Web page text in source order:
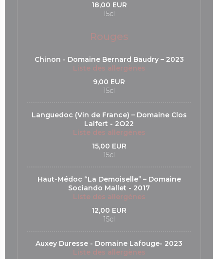
18,00 EUR
15cl
Rouges
Chinon - Domaine Bernard Baudry – 2023
Liste des allergènes
9,00 EUR
15cl
Languedoc (Vin de France) – Domaine Clos
Lalfert - 2O22
Liste des allergènes
15,00 EUR
15cl
Haut-Médoc “La Demoiselle’’ – Domaine
Sociando Mallet - 2017
Liste des allergènes
12,00 EUR
15cl
Auxey Duresse - Domaine Lafouge- 2023
Liste des allergènes